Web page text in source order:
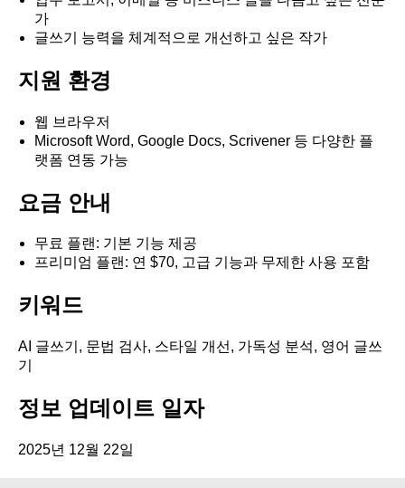
가
글쓰기 능력을 체계적으로 개선하고 싶은 작가
지원 환경
웹 브라우저
Microsoft Word, Google Docs, Scrivener 등 다양한 플
랫폼 연동 가능
요금 안내
무료 플랜: 기본 기능 제공
프리미엄 플랜: 연 $70, 고급 기능과 무제한 사용 포함
키워드
AI 글쓰기, 문법 검사, 스타일 개선, 가독성 분석, 영어 글쓰
기
정보 업데이트 일자
2025년 12월 22일